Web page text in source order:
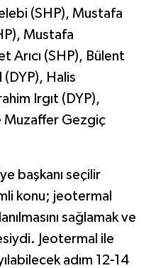
(SHP), Mustafa
Mustafa
Arıcı (SHP), Bülent
Halis
Irgıt (DYP),
Muzaffer Gezgiç
başkanı seçilir
konu; jeotermal
sağlamak ve
Jeotermal ile
adım 12-14